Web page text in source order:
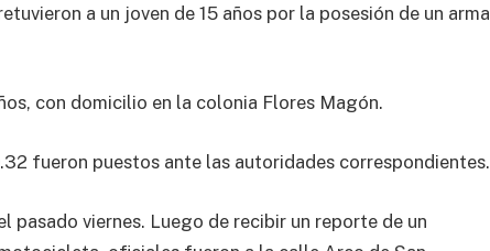
a un joven de 15 años por la posesión de un arma
con domicilio en la colonia Flores Magón.
fueron puestos ante las autoridades correspondientes.
pasado viernes. Luego de recibir un reporte de un